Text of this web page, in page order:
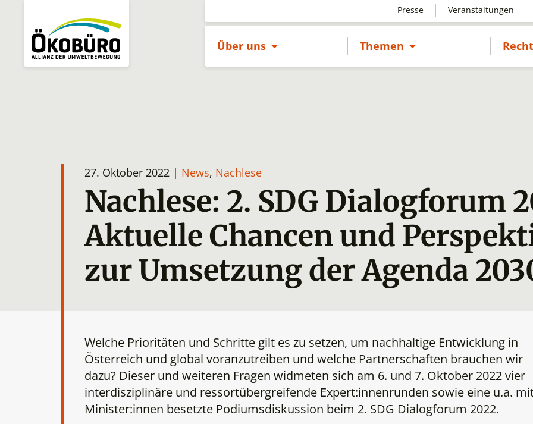
Über uns Untermenü öffnenThemen Untermenü öffnen
Presse Veranstaltungen
27. Oktober 2022 | News, Nachlese
Nachlese: 2. SDG Dialogforum
Aktuelle Chancen und
zur Umsetzung der Agenda
Welche Prioritäten und Schritte gilt es zu setzen, um nachhaltige Entwicklung in
Österreich und global voranzutreiben und welche Partnerschaften brauchen wir
dazu? Dieser und weiteren Fragen widmeten sich am 6. und 7. Oktober 2022 vier
interdisziplinäre und ressortübergreifende Expert:innenrunden sowie eine u.a.
Minister:innen besetzte Podiumsdiskussion beim 2. SDG Dialogforum 2022.